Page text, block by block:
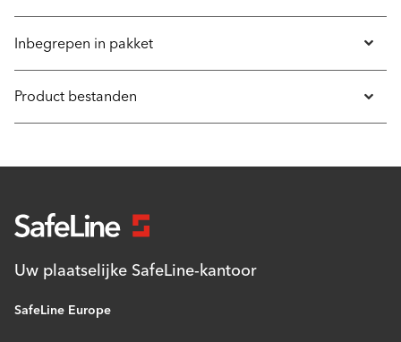
Inbegrepen in pakket
Product bestanden
Uw plaatselijke SafeLine-kantoor
SafeLine Europe